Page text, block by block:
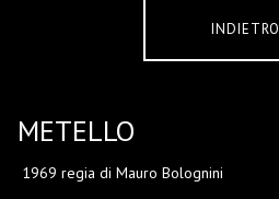
INDIETRO
METELLO
1969 regia di Mauro Bolognini